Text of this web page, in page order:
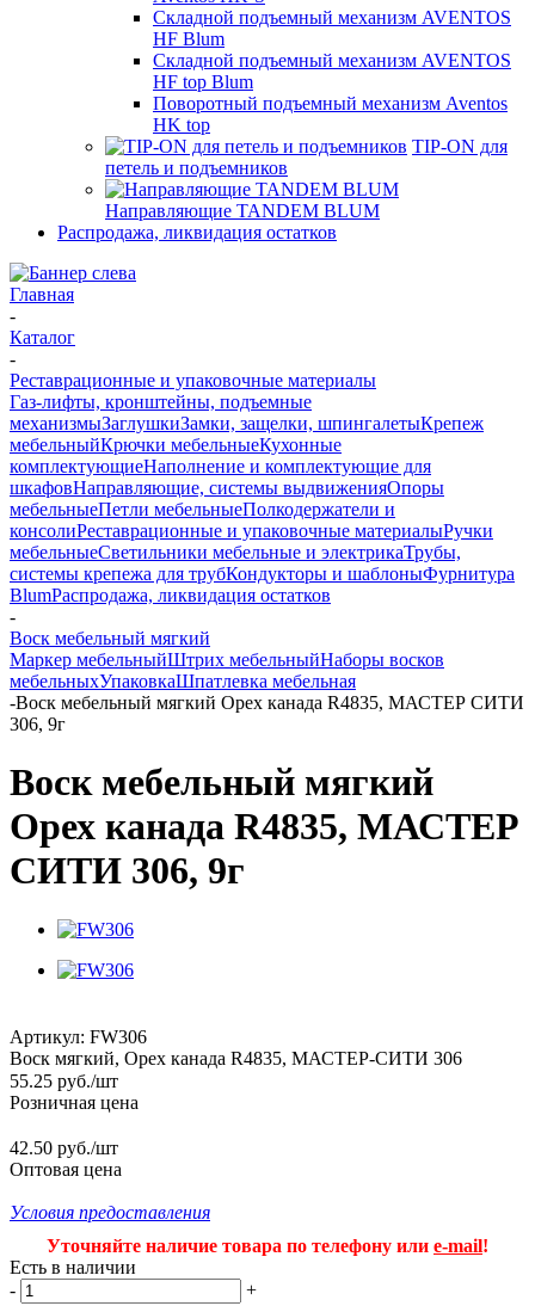
Складной подъемный механизм AVENTOS
HF Blum
Складной подъемный механизм AVENTOS
HF top Blum
Поворотный подъемный механизм Aventos
HK top
TIP-ON для
петель и подъемников
Направляющие TANDEM BLUM
Распродажа, ликвидация остатков
Главная
-
Каталог
-
Реставрационные и упаковочные материалы
Газ-лифты, кронштейны, подъемные
механизмыЗаглушкиЗамки, защелки, шпингалетыКрепеж
мебельныйКрючки мебельныеКухонные
комплектующиеНаполнение и комплектующие для
шкафовНаправляющие, системы выдвиженияОпоры
мебельныеПетли мебельныеПолкодержатели и
консолиРеставрационные и упаковочные материалыРучки
мебельныеСветильники мебельные и электрикаТрубы,
системы крепежа для трубКондукторы и шаблоныФурнитура
BlumРаспродажа, ликвидация остатков
-
Воск мебельный мягкий
Маркер мебельныйШтрих мебельныйНаборы восков
мебельныхУпаковкаШпатлевка мебельная
-Воск мебельный мягкий Орех канада R4835, МАСТЕР СИТИ
306, 9г
Воск мебельный мягкий
Орех канада R4835, МАСТЕР
СИТИ 306, 9г
Артикул: FW306
Воск мягкий, Орех канада R4835, МАСТЕР-СИТИ 306
55.25 руб./шт
Розничная цена
42.50 руб./шт
Оптовая цена
Условия предоставления
Уточняйте наличие товара по телефону или e-mail!
Есть в наличии
-
+